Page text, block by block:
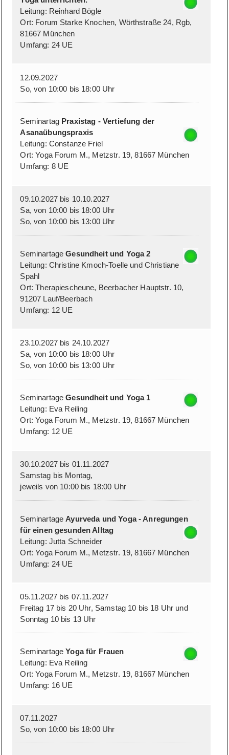
Leitung: Reinhard Bögle
Ort: Forum Starke Knochen, Wörthstraße 24, Rgb,
81667 München
Umfang: 24 UE
12.09.2027
So, von 10:00 bis 18:00 Uhr
Seminartag Praxistag - Vertiefung der
Asanaübungspraxis
Leitung: Constanze Friel
Ort: Yoga Forum M., Metzstr. 19, 81667 München
Umfang: 8 UE
09.10.2027 bis 10.10.2027
Sa, von 10:00 bis 18:00 Uhr
So, von 10:00 bis 13:00 Uhr
SeminartageGesundheit und Yoga 2
Leitung: Christine Kmoch-Toelle und Christiane
Spahl
Ort: Therapiescheune, Beerbacher Hauptstr. 10,
91207 Lauf/Beerbach
Umfang: 12 UE
23.10.2027 bis 24.10.2027
Sa, von 10:00 bis 18:00 Uhr
So, von 10:00 bis 13:00 Uhr
SeminartageGesundheit und Yoga 1
Leitung: Eva Reiling
Ort: Yoga Forum M., Metzstr. 19, 81667 München
Umfang: 12 UE
30.10.2027 bis 01.11.2027
Samstag bis Montag,
jeweils von 10:00 bis 18:00 Uhr
SeminartageAyurveda und Yoga - Anregungen
für einen gesunden Alltag
Leitung: Jutta Schneider
Ort: Yoga Forum M., Metzstr. 19, 81667 München
Umfang: 24 UE
05.11.2027 bis 07.11.2027
Freitag 17 bis 20 Uhr, Samstag 10 bis 18 Uhr und
Sonntag 10 bis 13 Uhr
SeminartageYoga für Frauen
Leitung: Eva Reiling
Ort: Yoga Forum M., Metzstr. 19, 81667 München
Umfang: 16 UE
07.11.2027
So, von 10:00 bis 18:00 Uhr